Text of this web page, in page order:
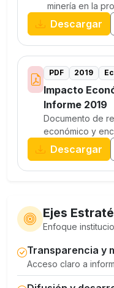
minería en la
Descargar
PDF 2019
Impacto
Informe 2019
Documento de
económico y
Descargar
Ejes
Enfoque
Transparencia y
Acceso claro a